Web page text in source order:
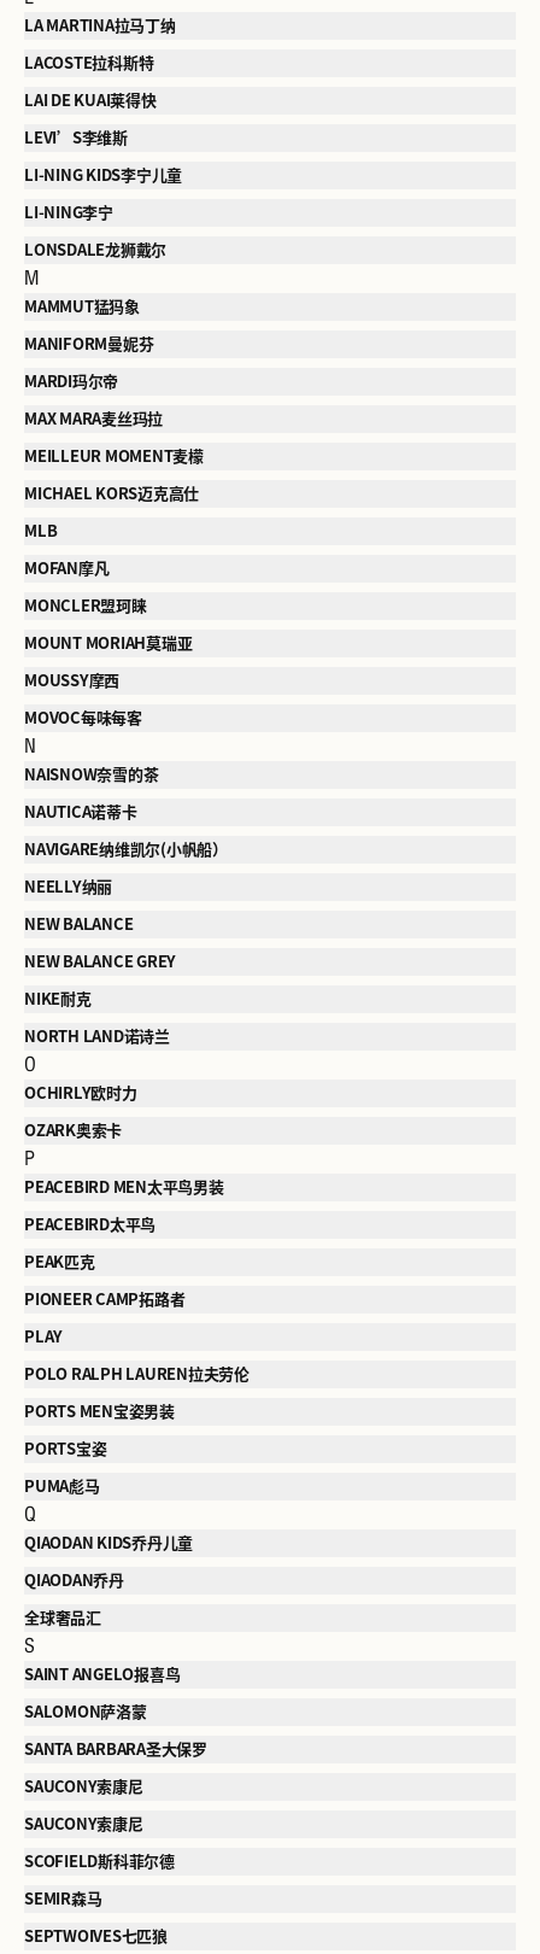
LA MARTINA拉马丁纳
LACOSTE拉科斯特
LAI DE KUAI莱得快
LEVI’S李维斯
LI-NING KIDS李宁儿童
LI-NING李宁
LONSDALE龙狮戴尔
M
MAMMUT猛犸象
MANIFORM曼妮芬
MARDI玛尔帝
MAX MARA麦丝玛拉
MEILLEUR MOMENT麦檬
MICHAEL KORS迈克高仕
MLB
MOFAN摩凡
MONCLER盟珂睐
MOUNT MORIAH莫瑞亚
MOUSSY摩西
MOVOC每味每客
N
NAISNOW奈雪的茶
NAUTICA诺蒂卡
NAVIGARE纳维凯尔(小帆船）
NEELLY纳丽
NEW BALANCE
NEW BALANCE GREY
NIKE耐克
NORTH LAND诺诗兰
O
OCHIRLY欧时力
OZARK奥索卡
P
PEACEBIRD MEN太平鸟男装
PEACEBIRD太平鸟
PEAK匹克
PIONEER CAMP拓路者
PLAY
POLO RALPH LAUREN拉夫劳伦
PORTS MEN宝姿男装
PORTS宝姿
PUMA彪马
Q
QIAODAN KIDS乔丹儿童
QIAODAN乔丹
全球奢品汇
S
SAINT ANGELO报喜鸟
SALOMON萨洛蒙
SANTA BARBARA圣大保罗
SAUCONY索康尼
SAUCONY索康尼
SCOFIELD斯科菲尔德
SEMIR森马
SEPTWOIVES七匹狼